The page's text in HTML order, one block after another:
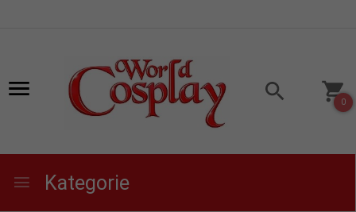
0
Kategorie